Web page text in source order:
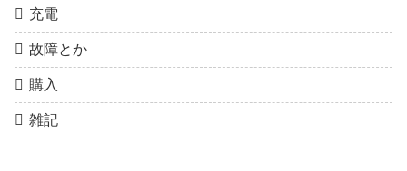
充電
故障とか
購入
雑記